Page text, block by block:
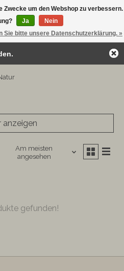
Wunschzettel
Ihr
anzeigen
Am meisten
angesehen
gefunden!
Zwecke um den Webshop zu verbessern.
Ja
Nein
Sie bitte unsere Datenschutzerklärung. »
Shop befindet sich im Aufbau.
eingehalten oder erfüllt